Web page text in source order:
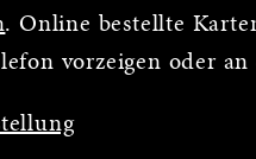
. Online bestellte
vorzeigen oder an